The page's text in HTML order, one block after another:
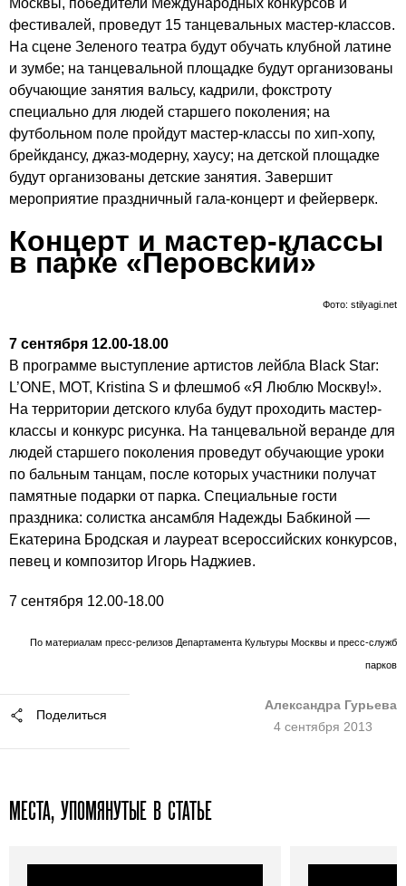
Москвы, победители Международных конкурсов и
фестивалей, проведут 15 танцевальных мастер-классов.
На сцене Зеленого театра будут обучать клубной латине
и зумбе; на танцевальной площадке будут организованы
обучающие занятия вальсу, кадрили, фокстроту
специально для людей старшего поколения; на
футбольном поле пройдут мастер-классы по хип-хопу,
брейкдансу, джаз-модерну, хаусу; на детской площадке
будут организованы детские занятия. Завершит
мероприятие праздничный гала-концерт и фейерверк.
Концерт и мастер-классы
в парке «Перовский»
Фото: stilyagi.net
7 сентября 12.00-18.00
В программе выступление артистов лейбла Black Star:
L’ONE, MOT, Kristina S и флешмоб «Я Люблю Москву!».
На территории детского клуба будут проходить мастер-
классы и конкурс рисунка. На танцевальной веранде для
людей старшего поколения проведут обучающие уроки
по бальным танцам, после которых участники получат
памятные подарки от парка. Специальные гости
праздника: солистка ансамбля Надежды Бабкиной —
Екатерина Бродская и лауреат всероссийских конкурсов,
певец и композитор Игорь Наджиев.
7 сентября 12.00-18.00
По материалам пресс-релизов Департамента Культуры Москвы и пресс-служб
парков
Поделиться
Александра Гурьева
4 сентября 2013
МЕСТА, УПОМЯНУТЫЕ В СТАТЬЕ